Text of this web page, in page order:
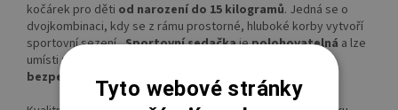
kočárek pro děti od narození do 15 kilogramů. Jedná se o
dvojkombinaci, kdy se z rámu prostorné, hluboké korby vytvoří
sportovní sezení. Sportovní sedačkajepolohovatelná a lze
umístipo i proti směru
bezpečnostní pás.Tyto webové stránky